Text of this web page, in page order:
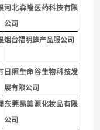
河北森隆医药科技有限
公司
烟台福明蜂产品服公司
日照生命谷生物科技发
展有限公司
东莞易美源化妆品有限
公司